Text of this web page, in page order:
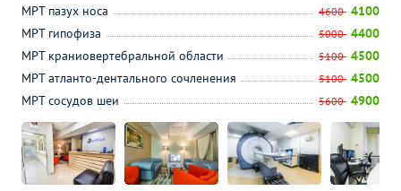
МРТ пазух носа
4600 4100
МРТ гипофиза
5000 4400
МРТ краниовертебральной области
5100 4500
МРТ атланто-дентального сочленения
5100 4500
МРТ сосудов шеи
5600 4900